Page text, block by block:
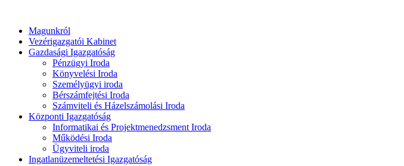
Magunkról
Vezérigazgatói Kabinet
Gazdasági Igazgatóság
Pénzügyi Iroda
Könyvelési Iroda
Személyügyi iroda
Bérszámfejtési Iroda
Számviteli és Házelszámolási Iroda
Központi Igazgatóság
Informatikai és Projektmenedzsment Iroda
Működési Iroda
Ügyviteli iroda
Ingatlanüzemeltetési Igazgatóság